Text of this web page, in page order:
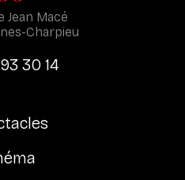
Jean Macé
Charpieu
30 14